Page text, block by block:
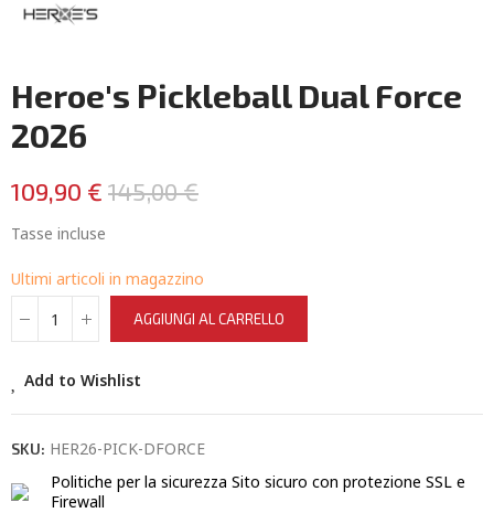
Heroe's Pickleball Dual Force
2026
109,90 € 145,00 €
Tasse incluse
Ultimi articoli in magazzino
AGGIUNGI AL CARRELLO
Add to Wishlist
SKU: HER26-PICK-DFORCE
Politiche per la sicurezza Sito sicuro con protezione SSL e
Firewall